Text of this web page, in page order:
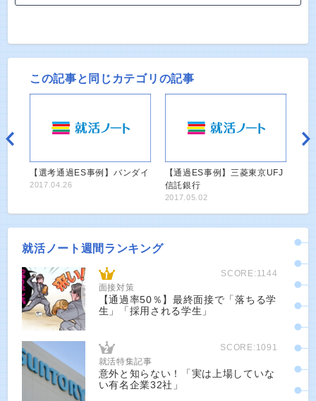
この記事と同じカテゴリの記事
【選考通過ES事例】バンダイ
2017.04.26
【通過ES事例】三菱東京UFJ
信託銀行
2017.05.02
就活ノート週間ランキング
SCORE:1144
面接対策
【通過率50％】最終面接で「落ちる学
生」「採用される学生」
SCORE:1091
就活特集記事
意外と知らない！「実は上場していな
い有名企業32社」